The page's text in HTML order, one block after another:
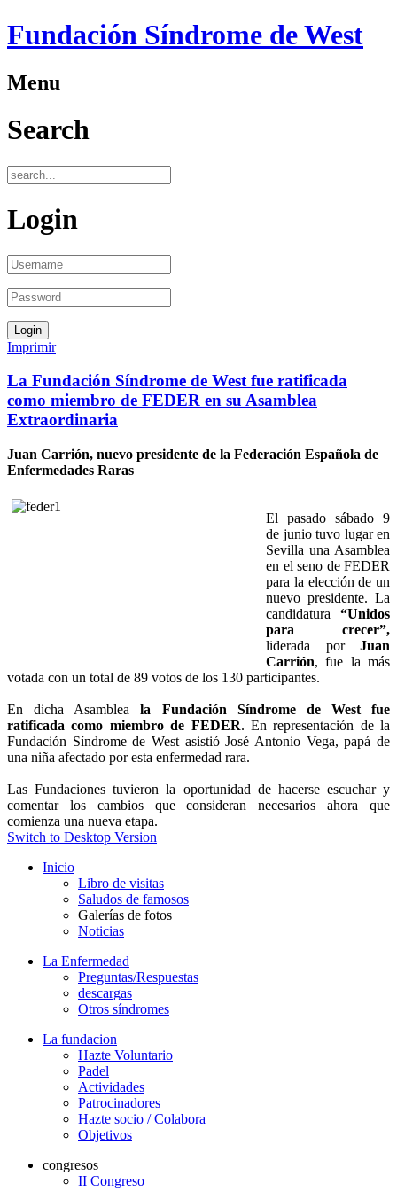
Fundación Síndrome de West
Menu
Search
Login
Imprimir
La Fundación Síndrome de West fue ratificada
como miembro de FEDER en su Asamblea
Extraordinaria
Juan Carrión, nuevo presidente de la Federación Española de
Enfermedades Raras
El pasado sábado 9
de junio tuvo lugar en
Sevilla una Asamblea
en el seno de FEDER
para la elección de un
nuevo presidente. La
candidatura “Unidos
para crecer”,
liderada porJuan
Carrión, fue la más
votada con un total de 89 votos de los 130 participantes.
En dicha Asambleala Fundación Síndrome de West fue
ratificada como miembro de FEDER. En representación de la
Fundación Síndrome de West asistió José Antonio Vega, papá de
una niña afectado por esta enfermedad rara.
Las Fundaciones tuvieron la oportunidad de hacerse escuchar y
comentar los cambios que consideran necesarios ahora que
comienza una nueva etapa.
Switch to Desktop Version
Inicio
Libro de visitas
Saludos de famosos
Galerías de fotos
Noticias
La Enfermedad
Preguntas/Respuestas
descargas
Otros síndromes
La fundacion
Hazte Voluntario
Padel
Actividades
Patrocinadores
Hazte socio / Colabora
Objetivos
congresos
II Congreso